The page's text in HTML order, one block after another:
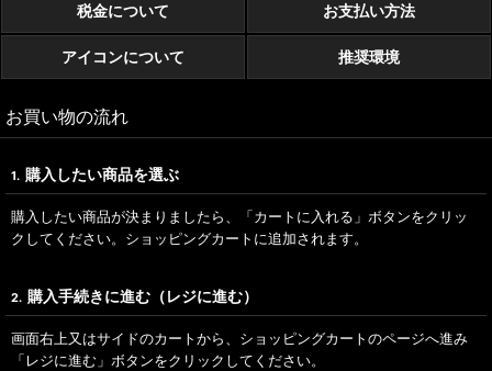
税金について お支払い方法
アイコンについて 推奨環境
お買い物の流れ
1. 購入したい商品を選ぶ
購入したい商品が決まりましたら、「カートに入れる」ボタンをクリッ
クしてください。ショッピングカートに追加されます。
2. 購入手続きに進む（レジに進む）
画面右上又はサイドのカートから、ショッピングカートのページへ進み
「レジに進む」ボタンをクリックしてください。